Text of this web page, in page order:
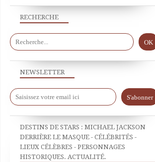
NEWSLETTER
RECHERCHE
DESTINS DE STARS : MICHAEL JACKSON
DERRIÈRE LE MASQUE - CÉLÉBRITÉS -
LIEUX CÉLÈBRES - PERSONNAGES
HISTORIQUES. ACTUALITÉ.